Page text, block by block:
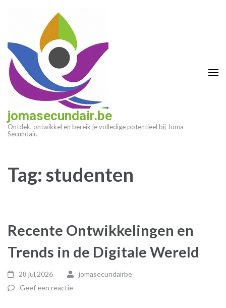
(druk
enter)
jomasecundair.be
Ontdek, ontwikkel en bereik je volledige potentieel bij Joma
Secundair.
Tag:studenten
Recente Ontwikkelingen en
Trends in de Digitale Wereld
28 jul,2026
jomasecundairbe
Geef een reactie